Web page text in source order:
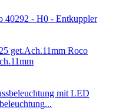
40292 - H0 - Entkuppler
Roco